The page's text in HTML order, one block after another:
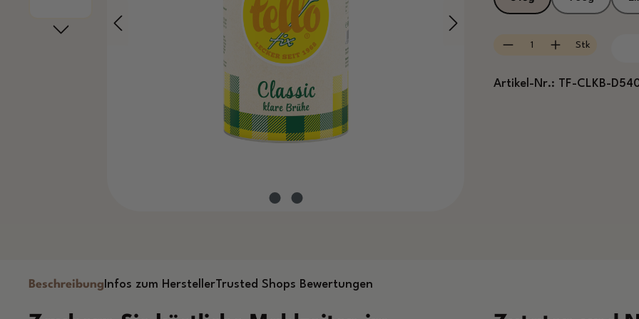
Produkt Anzahl:
Stk
Artikel-Nr.: TF-CLKB-
Beschreibung Infos zum HerstellerTrusted Shops Bewertungen